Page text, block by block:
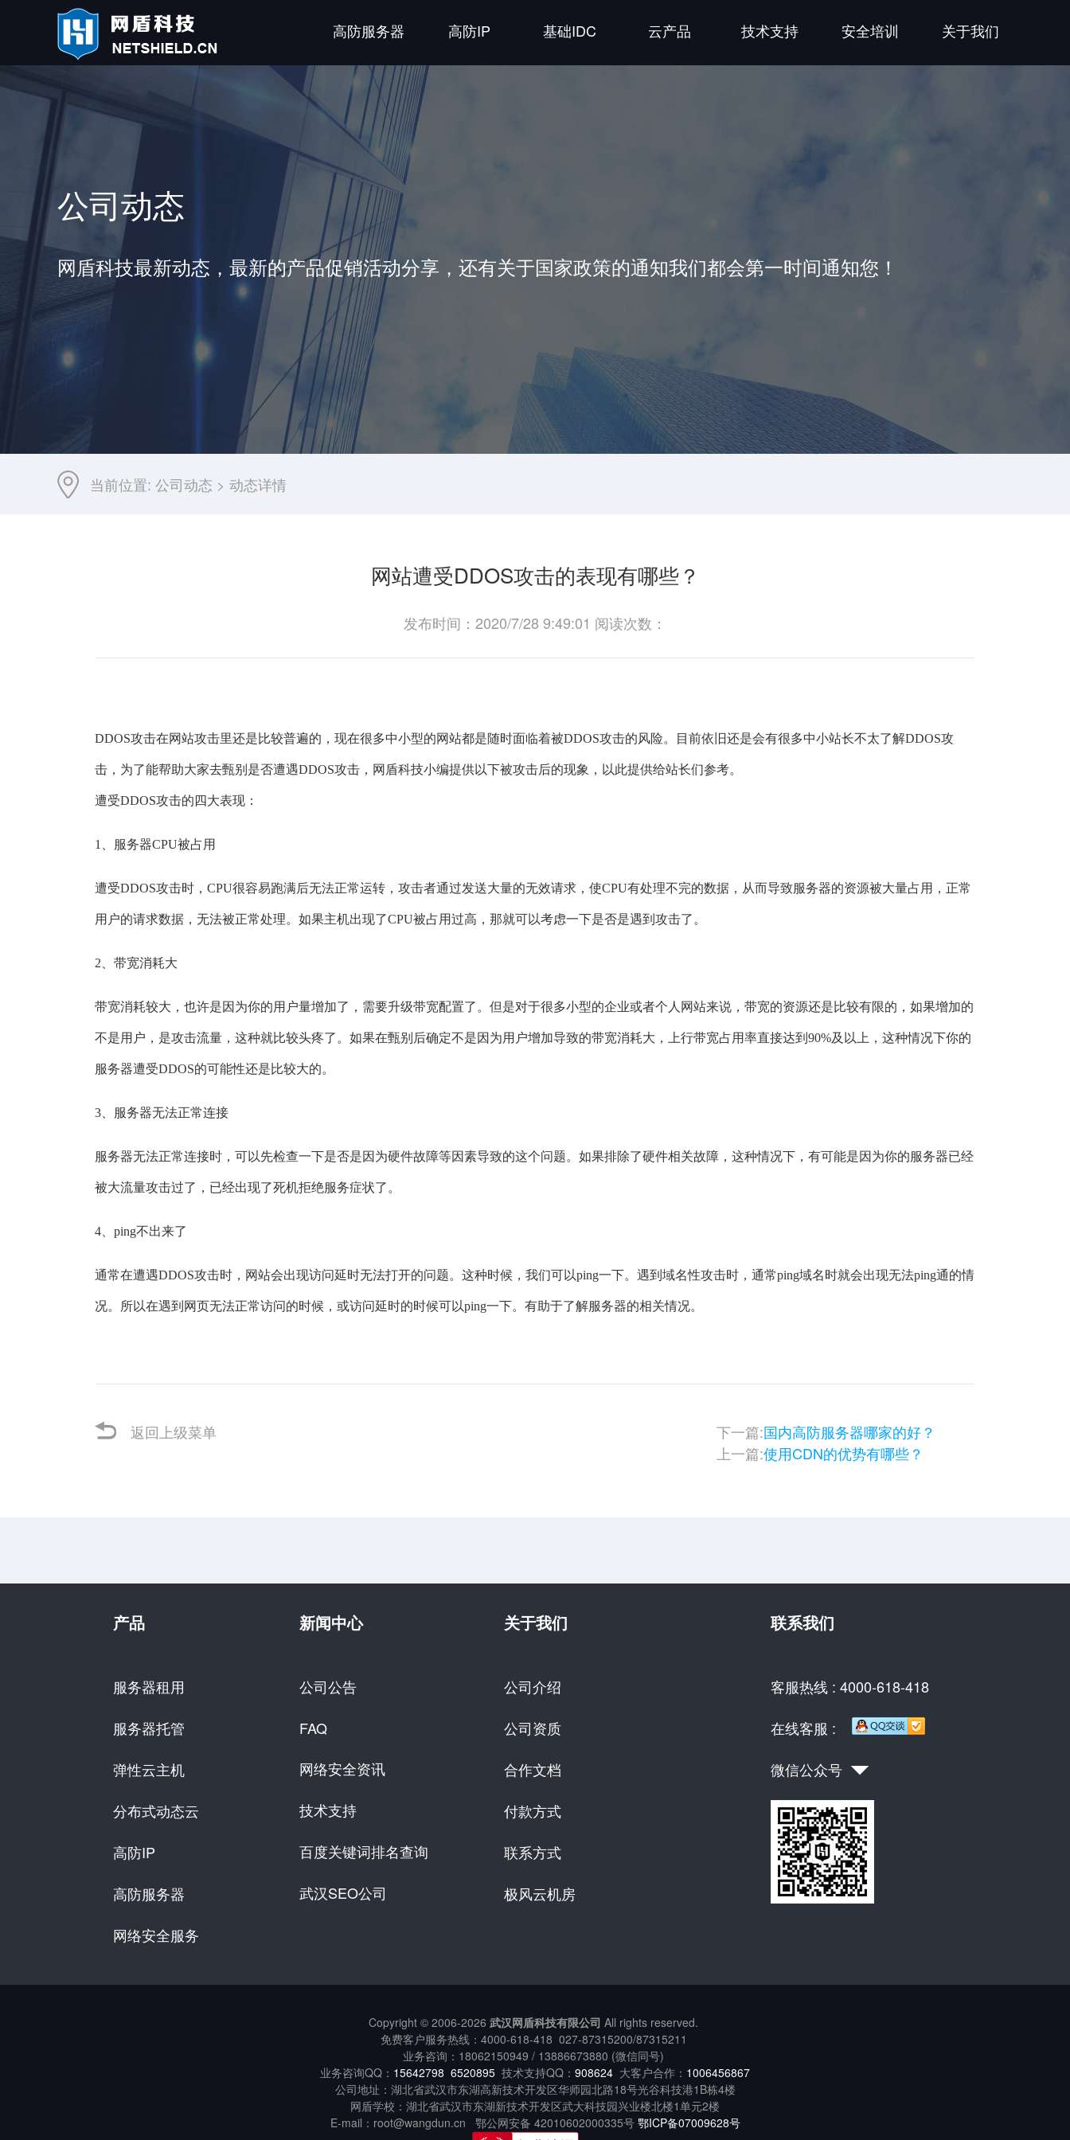
高防服务器 高防IP 基础IDC 云产品 技术支持 安全培训 关于我们
公司动态
网盾科技最新动态，最新的产品促销活动分享，还有关于国家政策的通知我们都会第一时间通知您！
当前位置: 公司动态 > 动态详情
网站遭受DDOS攻击的表现有哪些？
发布时间：2020/7/28 9:49:01 阅读次数：
DDOS攻击在网站攻击里还是比较普遍的，现在很多中小型的网站都是随时面临着被DDOS攻击的风险。目前依旧还是会有很多中小站长不太了解DDOS攻
击，为了能帮助大家去甄别是否遭遇DDOS攻击，网盾科技小编提供以下被攻击后的现象，以此提供给站长们参考。
遭受DDOS攻击的四大表现：
1、服务器CPU被占用
遭受DDOS攻击时，CPU很容易跑满后无法正常运转，攻击者通过发送大量的无效请求，使CPU有处理不完的数据，从而导致服务器的资源被大量占用，正常
用户的请求数据，无法被正常处理。如果主机出现了CPU被占用过高，那就可以考虑一下是否是遇到攻击了。
2、带宽消耗大
带宽消耗较大，也许是因为你的用户量增加了，需要升级带宽配置了。但是对于很多小型的企业或者个人网站来说，带宽的资源还是比较有限的，如果增加的
不是用户，是攻击流量，这种就比较头疼了。如果在甄别后确定不是因为用户增加导致的带宽消耗大，上行带宽占用率直接达到90%及以上，这种情况下你的
服务器遭受DDOS的可能性还是比较大的。
3、服务器无法正常连接
服务器无法正常连接时，可以先检查一下是否是因为硬件故障等因素导致的这个问题。如果排除了硬件相关故障，这种情况下，有可能是因为你的服务器已经
被大流量攻击过了，已经出现了死机拒绝服务症状了。
4、ping不出来了
通常在遭遇DDOS攻击时，网站会出现访问延时无法打开的问题。这种时候，我们可以ping一下。遇到域名性攻击时，通常ping域名时就会出现无法ping通的情
况。所以在遇到网页无法正常访问的时候，或访问延时的时候可以ping一下。有助于了解服务器的相关情况。
返回上级菜单 下一篇:国内高防服务器哪家的好？
上一篇:使用CDN的优势有哪些？
产品
服务器租用
服务器托管
弹性云主机
分布式动态云
高防IP
高防服务器
网络安全服务
新闻中心
公司公告
FAQ
网络安全资讯
技术支持
百度关键词排名查询
武汉SEO公司
关于我们
公司介绍
公司资质
合作文档
付款方式
联系方式
极风云机房
联系我们
客服热线 : 4000-618-418
在线客服 :
微信公众号
Copyright © 2006-2026 武汉网盾科技有限公司 All rights reserved.
免费客户服务热线： 4000-618-418 027-87315200/87315211
业务咨询：18062150949 / 13886673880 (微信同号)
业务咨询QQ： 15642798 6520895 技术支持QQ： 908624 大客户合作： 1006456867
公司地址：湖北省武汉市东湖高新技术开发区华师园北路18号光谷科技港1B栋4楼
网盾学校：湖北省武汉市东湖新技术开发区武大科技园兴业楼北楼1单元2楼
E-mail：root@wangdun.cn 鄂公网安备 42010602000335号 鄂ICP备07009628号